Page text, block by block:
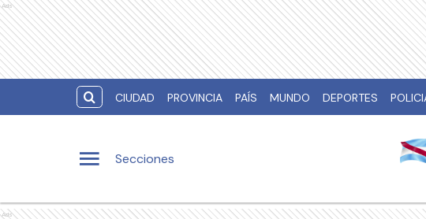
Ads
CIUDAD PROVINCIA PAÍS MUNDO DEPORTES
Secciones
Ads